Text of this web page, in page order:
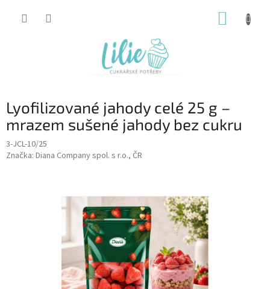
Lyofilizované jahody celé 25 g –
mrazem sušené jahody bez cukru
3-JCL-10/25
Značka: Diana Company spol. s r.o., ČR